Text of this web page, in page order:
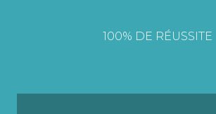
100% DE RÉUSSITE